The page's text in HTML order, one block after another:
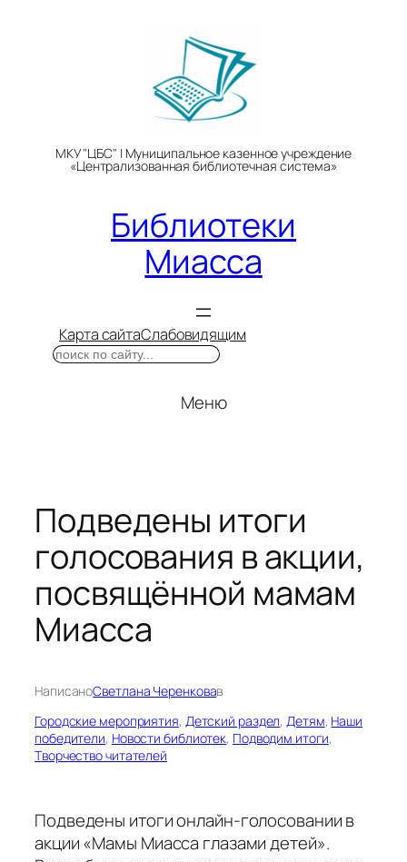
МКУ "ЦБС" | Муниципальное казенное учреждение
«Централизованная библиотечная система»
Библиотеки
Миасса
Карта сайтаСлабовидящим
Поиск
Меню
Подведены итоги
голосования в акции,
посвящённой мамам
Миасса
НаписаноСветлана Черенковав
Городские мероприятия, Детский раздел, Детям, Наши
победители, Новости библиотек, Подводим итоги
Творчество читателей
Подведены итоги онлайн-голосовании в
акции «Мамы Миасса глазами детей».